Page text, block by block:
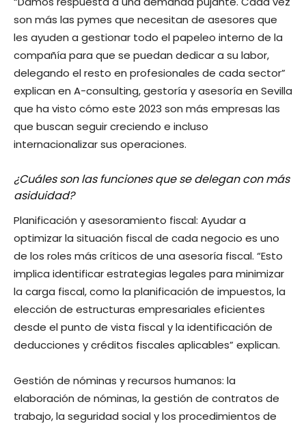
son más las pymes que necesitan de asesores que
les ayuden a gestionar todo el papeleo interno de la
compañía para que se puedan dedicar a su labor,
delegando el resto en profesionales de cada sector”
explican en A-consulting, gestoría y asesoría en Sevilla
que ha visto cómo este 2023 son más empresas las
que buscan seguir creciendo e incluso
internacionalizar sus operaciones.
¿Cuáles son las funciones que se delegan con más
asiduidad?
Planificación y asesoramiento fiscal: Ayudar a
optimizar la situación fiscal de cada negocio es uno
de los roles más críticos de una asesoría fiscal. “Esto
implica identificar estrategias legales para minimizar
la carga fiscal, como la planificación de impuestos, la
elección de estructuras empresariales eficientes
desde el punto de vista fiscal y la identificación de
deducciones y créditos fiscales aplicables” explican.
Gestión de nóminas y recursos humanos: la
elaboración de nóminas, la gestión de contratos de
trabajo, la seguridad social y los procedimientos de